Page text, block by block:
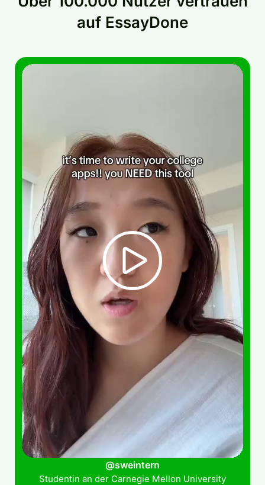
auf EssayDone
@sweintern
Studentin an der Carnegie Mellon University